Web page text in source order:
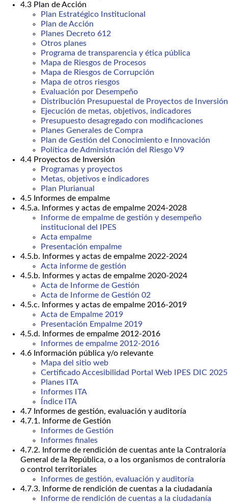
4.3 Plan de Acción
Plan Estratégico Institucional
Plan de Acción
Planes Decreto 612
Otros planes
Programa de transparencia y ética pública
Mapa de Riesgos de Procesos
Mapa de Riesgos de Corrupción
Mapa de otros riesgos
Evaluación por Desempeño
Distribución Presupuestal de Proyectos de Inversión
Ejecución de metas, objetivos, indicadores
Presupuesto desagregado con modificaciones
Planes Generales de Compra
Plan de Gestión del Conocimiento e Innovación
Política de Administración del Riesgo V9
4.4 Proyectos de Inversión
Programas y proyectos
Metas, objetivos e indicadores
Plan Plurianual
4.5 Informes de empalme
4.5.a. Informes y actas de empalme 2024-2028
Informe de empalme de gestión y desempeño
institucional del IPES
Acta empalme
Presentación empalme
4.5.b. Informes y actas de empalme 2022-2024
Acta informe de gestión
4.5.b. Informes y actas de empalme 2020-2024
Acta de Informe de Gestión
Acta de Informe de Gestión 02
4.5.c. Informes y actas de empalme 2016-2019
Acta de Empalme 2019
Presentación Empalme 2019
4.5.d. Informes de empalme 2012-2016
Informes de empalme 2012-2016
4.6 Información pública y/o relevante
Mapa del sitio web
Certificado Accesibilidad Portal Web IPES DIC 2025
Planes ITA
Informes ITA
Índice ITA
4.7 Informes de gestión, evaluación y auditoría
4.7.1. Informe de Gestión
Informes de Gestión
Informes finales
4.7.2. Informe de rendición de cuentas ante la Contraloría
General de la República, o a los organismos de contraloría
o control territoriales
Informes de gestión, evaluación y auditoría
4.7.3. Informe de rendición de cuentas a la ciudadanía
Informe de rendición de cuentas a la ciudadanía